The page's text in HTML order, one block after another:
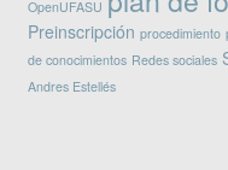
OpenUFASU
Preinscripción procedimiento
de conocimientos Redes sociales
Andres Estellés